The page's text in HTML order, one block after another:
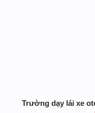
Trường dạy lái xe